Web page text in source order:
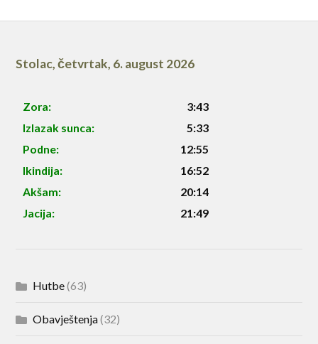
Stolac,četvrtak, 6. august 2026
Zora:
3:43
Izlazak sunca:
5:33
Podne:
12:55
Ikindija:
16:52
Akšam:
20:14
Jacija:
21:49
Hutbe(63)
Obavještenja(32)